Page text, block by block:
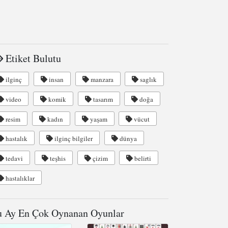
Etiket Bulutu
ilginç insan manzara saglık
video komik tasarım doğa
resim kadın yaşam vücut
hastalık ilginç bilgiler dünya
tedavi teşhis çizim belirti
hastalıklar
Ay En Çok Oynanan Oyunlar